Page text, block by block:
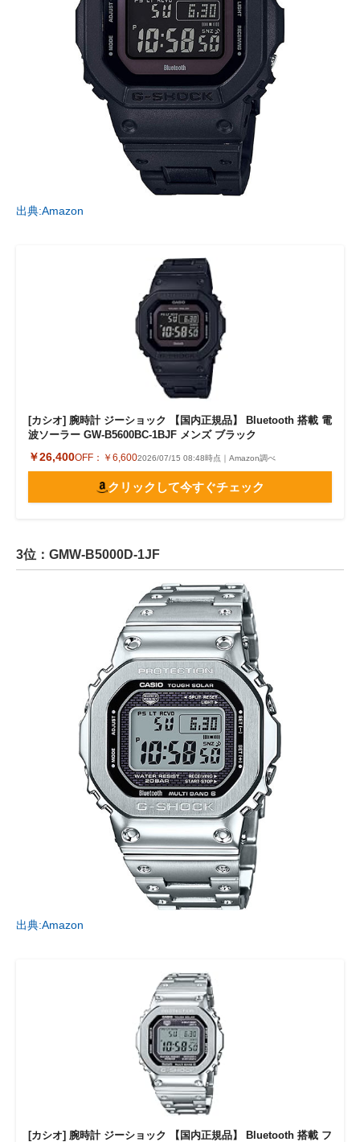
出典:Amazon
[カシオ] 腕時計 ジーショック 【国内正規品】 Bluetooth 搭載 電
波ソーラー GW-B5600BC-1BJF メンズ ブラック
￥26,400OFF： ￥6,6002026/07/15 08:48時点｜Amazon調べ
クリックして今すぐチェック
3位：GMW-B5000D-1JF
出典:Amazon
[カシオ] 腕時計 ジーショック 【国内正規品】 Bluetooth 搭載 フ